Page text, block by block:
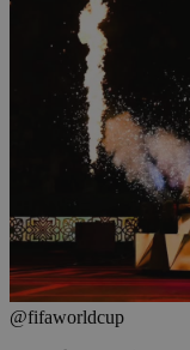
@fifaworldcup